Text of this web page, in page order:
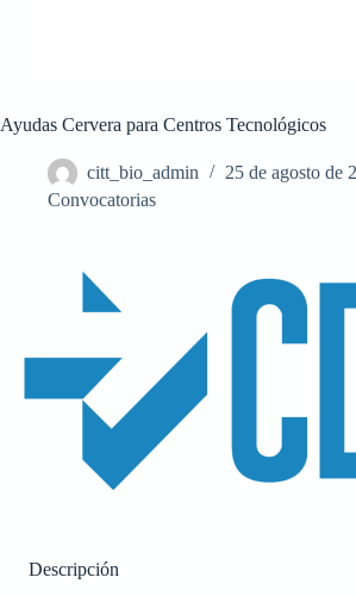
Ayudas Cervera para Centros Tecnológicos
citt_bio_admin
25 de agosto de
Convocatorias
Descripción